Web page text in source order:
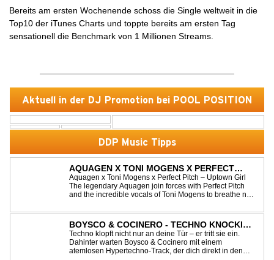
Aktuell in der DJ Promotion bei POOL POSITION
DDP Music Tipps
AQUAGEN X TONI MOGENS X PERFECT
PITCH - UPTOWN GIRL
Aquagen x Toni Mogens x Perfect Pitch – Uptown Girl
The legendary Aquagen join forces with Perfect Pitch
and the incredible vocals of Toni Mogens to breathe new
Combining a bouncy bassline and a fresh, feel-good
production, this modern da...
BOYSCO & COCINERO - TECHNO KNOCKIN'
AT YOUR DOOR
Techno klopft nicht nur an deine Tür – er tritt sie ein.
Dahinter warten Boysco & Cocinero mit einem
atemlosen Hypertechno-Track, der dich direkt in den
Bereits am ersten Wochenende schoss die Single weltweit in die
Top10 der iTunes Charts und toppte bereits am ersten Tag
sensationell die Benchmark von 1 Millionen Streams.